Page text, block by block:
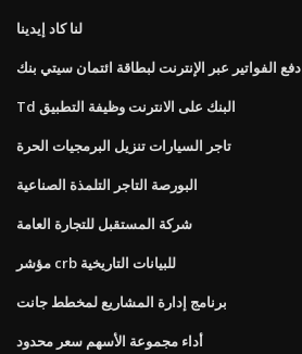
لنا كاد إيدينا
دفع الفواتير عبر الإنترنت لبطاقة ائتمان سيتي بنك
Td البنك على الانترنت وظيفة التطبيق
تاجر السيارات تنزيل البرمجيات الحرة
البورصة التاجر التلمذة الصناعية
شركة المستقبل للتجارة العامة
مؤشر crb للبيانات التاريخية
برنامج إدارة المشاريع لمخطط جانت
أداء مجموعة الأسهم سعر محدود